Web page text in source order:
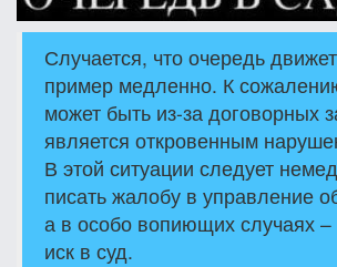
Случается, что очередь
пример медленно. К
может быть из-за договорных
является откровенным
В этой ситуации следует
писать жалобу в управление
а в особо вопиющих случаях –
иск в суд.